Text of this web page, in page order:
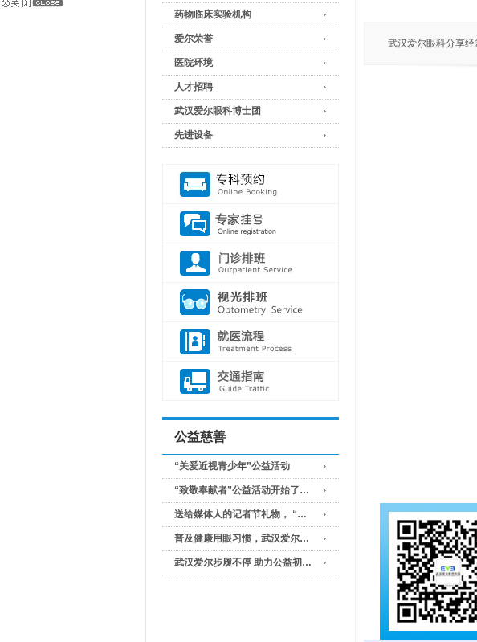
药物临床实验机构
爱尔荣誉
医院环境
人才招聘
武汉爱尔眼科博士团
先进设备
公益慈善
“关爱近视青少年”公益活动
“致敬奉献者”公益活动开始了…
送给媒体人的记者节礼物， “…
普及健康用眼习惯，武汉爱尔…
武汉爱尔步履不停 助力公益初…
武汉爱尔眼科分享